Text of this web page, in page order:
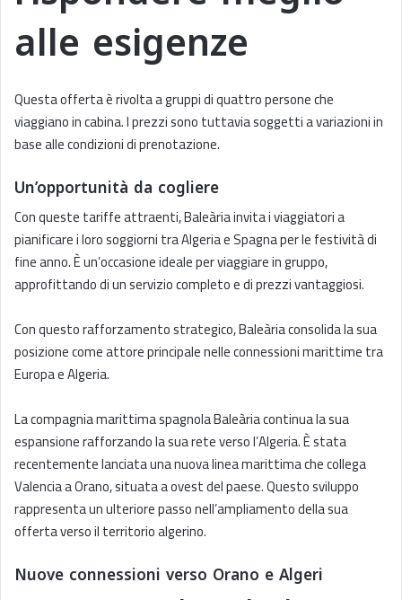
alle esigenze
Questa offerta è rivolta a gruppi di quattro persone che
viaggiano in cabina. I prezzi sono tuttavia soggetti a variazioni in
base alle condizioni di prenotazione.
Un’opportunità da cogliere
Con queste tariffe attraenti, Baleària invita i viaggiatori a
pianificare i loro soggiorni tra Algeria e Spagna per le festività di
fine anno. È un’occasione ideale per viaggiare in gruppo,
approfittando di un servizio completo e di prezzi vantaggiosi.
Con questo rafforzamento strategico, Baleària consolida la sua
posizione come attore principale nelle connessioni marittime tra
Europa e Algeria.
La compagnia marittima spagnola Baleària continua la sua
espansione rafforzando la sua rete verso l’Algeria. È stata
recentemente lanciata una nuova linea marittima che collega
Valencia a Orano, situata a ovest del paese. Questo sviluppo
rappresenta un ulteriore passo nell’ampliamento della sua
offerta verso il territorio algerino.
Nuove connessioni verso Orano e Algeri